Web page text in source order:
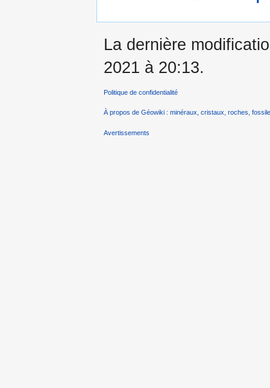
La dernière
2021 à 20:13.
Politique de confidentialité
À propos de Géowiki : minéraux, cristaux, roches,
Avertissements